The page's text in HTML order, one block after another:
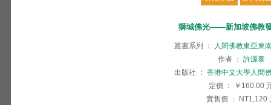
獅城佛光——新加坡佛教
叢書系列 ：
人間佛教東亞東
作者 ： 許源泰
出版社
： 香港中文大學人間
定價 ： ￥160.00
實售價 ： NT1,120